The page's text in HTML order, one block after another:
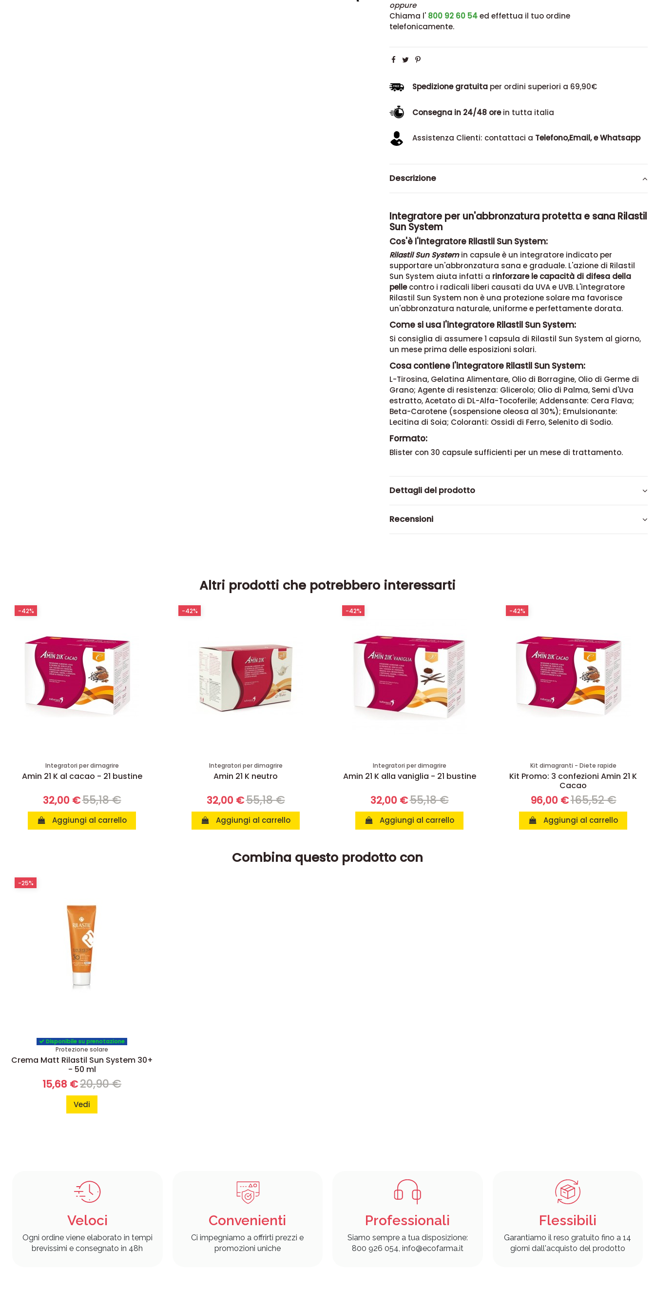
oppure
Chiama l' 800 92 60 54ed effettua il tuo ordine
telefonicamente.
Spedizione gratuitaper ordini superiori a 69,90€
Consegna in 24/48 orein tutta italia
Assistenza Clienti: contattaci a Telefono,Email, e Whatsapp
Descrizione
Integratore per un'abbronzatura protetta e sana Rilastil
Sun System
Cos'è l'integratore Rilastil Sun System:
Rilastil Sun Systemin capsule è un integratore indicato per
supportare un'abbronzatura sana e graduale. L'azione di Rilastil
Sun System aiuta infatti a rinforzare le capacità di difesa della
pellecontro i radicali liberi causati da UVA e UVB. L'integratore
Rilastil Sun System non è una protezione solare ma favorisce
un'abbronzatura naturale, uniforme e perfettamente dorata.
Come si usa l'integratore Rilastil Sun System:
Si consiglia di assumere 1 capsula di Rilastil Sun System al giorno,
un mese prima delle esposizioni solari.
Cosa contiene l'integratore Rilastil Sun System:
L-Tirosina, Gelatina Alimentare, Olio di Borragine, Olio di Germe di
Grano; Agente di resistenza: Glicerolo; Olio di Palma, Semi d'Uva
estratto, Acetato di DL-Alfa-Tocoferile; Addensante: Cera Flava;
Beta-Carotene (sospensione oleosa al 30%); Emulsionante:
Lecitina di Soia; Coloranti: Ossidi di Ferro, Selenito di Sodio.
Formato:
Blister con 30 capsule sufficienti per un mese di trattamento.
Dettagli del prodotto
Recensioni
Altri prodotti che potrebbero interessarti
Integratori per dimagrire
Amin 21 K al cacao - 21 bustine
32,00 €55,18 €
Aggiungi al carrello
-42%
Integratori per dimagrire
Amin 21 K neutro
32,00 €55,18 €
Aggiungi al carrello
-42%
Integratori per dimagrire
Amin 21 K alla vaniglia - 21 bustine
32,00 €55,18 €
Aggiungi al carrello
-42%
Kit dimagranti - Diete rapide
Kit Promo: 3 confezioni Amin 21 K
Cacao
96,00 €165,52 €
Aggiungi al carrello
-42%
Combina questo prodotto con
Disponibile su prenotazione
Protezione solare
Crema Matt Rilastil Sun System 30+
- 50 ml
15,68 €20,90 €
Vedi
-25%
Veloci
Ogni ordine viene elaborato in tempi
brevissimi e consegnato in 48h
Convenienti
Ci impegniamo a offrirti prezzi e
promozioni uniche
Professionali
Siamo sempre a tua disposizione:
800 926 054, info@ecofarma.it
Flessibili
Garantiamo il reso gratuito fino a 14
giorni dall'acquisto del prodotto